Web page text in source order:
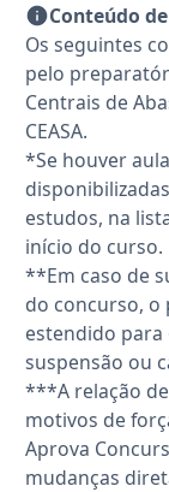
Conteúdo
Os seguintes
pelo
Centrais de
CEASA.
*Se houver
estudos, na
início do curso.
**Em caso de
do concurso, o
estendido para
suspensão ou
***A relação
motivos de
Aprova
mudanças